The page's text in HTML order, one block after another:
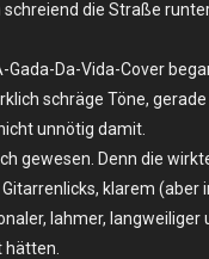
die Straße
Da-Vida-Cover
schräge Töne, gerade
unnötig damit.
gewesen. Denn die
klarem (aber
lahmer, langweiliger